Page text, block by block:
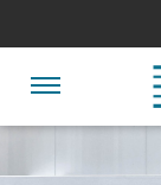
to
Jump